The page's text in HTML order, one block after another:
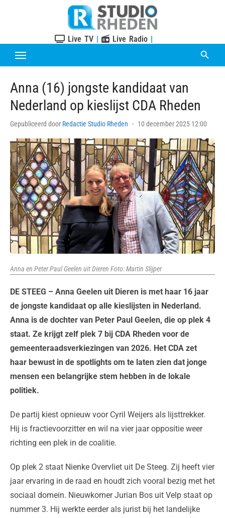
Live TV | Live Radio |
Anna (16) jongste kandidaat van
Nederland op kieslijst CDA Rheden
Gepubliceerd door Redactie Studio Rheden
Posted
10 december 2025 12:00
Anna en Peter Paul Geelen uit Dieren Foto: Martin Slijper
DE STEEG – Anna Geelen uit Dieren is met haar 16 jaar
de jongste kandidaat op alle kieslijsten in Nederland.
Anna is de dochter van Peter Paul Geelen, die op plek 4
staat. Ze krijgt zelf plek 7 bij CDA Rheden voor de
gemeenteraadsverkiezingen van 2026. Het CDA zet
haar bewust in de spotlights om te laten zien dat jonge
mensen een belangrijke stem hebben in de lokale
politiek.
De partij kiest opnieuw voor Cyril Weijers als lijsttrekker.
Hij is fractievoorzitter en wil na vier jaar oppositie weer
richting een plek in de coalitie.
Op plek 2 staat Nienke Overvliet uit De Steeg. Zij heeft vier
jaar ervaring in de raad en houdt zich vooral bezig met het
sociaal domein. Nieuwkomer Jurian Bos uit Velp staat op
nummer 3. Hij werkte eerder als jurist bij het landelijke